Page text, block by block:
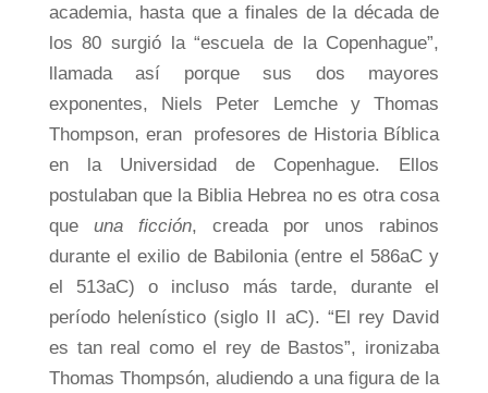
academia, hasta que a finales de la década de
los 80 surgió la “escuela de la Copenhague”,
llamada así porque sus dos mayores
exponentes, Niels Peter Lemche y Thomas
Thompson, eran profesores de Historia Bíblica
en la Universidad de Copenhague. Ellos
postulaban que la Biblia Hebrea no es otra cosa
que una ficción, creada por unos rabinos
durante el exilio de Babilonia (entre el 586aC y
el 513aC) o incluso más tarde, durante el
período helenístico (siglo II aC). “El rey David
es tan real como el rey de Bastos”, ironizaba
Thomas Thompsón, aludiendo a una figura de la